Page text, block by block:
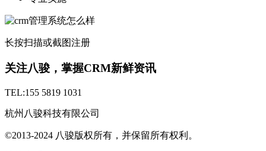
长按扫描或截图注册
关注八骏，掌握CRM新鲜资讯
TEL:155 5819 1031
杭州八骏科技有限公司
©2013-2024 八骏版权所有，并保留所有权利。